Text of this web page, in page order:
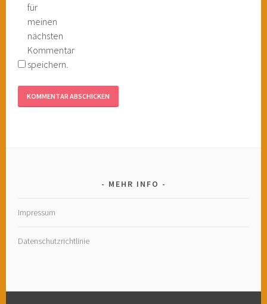
für
meinen
nächsten
Kommentar
speichern.
MEHR INFO
Impressum
Datenschutzrichtlinie